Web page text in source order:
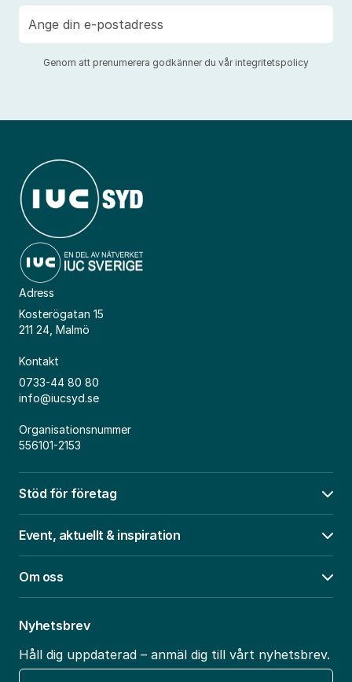
post
Genom att prenumerera godkänner du vår integritetspolicy
Adress
Kosterögatan 15
211 24, Malmö
Kontakt
0733-44 80 80
info@iucsyd.se
Organisationsnummer
556101-2153
Stöd för företag
Event, aktuellt & inspiration
Om oss
Nyhetsbrev
Håll dig uppdaterad – anmäl dig till vårt nyhetsbrev.
E-